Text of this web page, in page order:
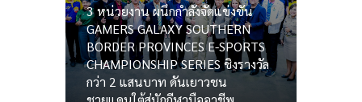
3 หน่วยงาน ผนึกกำลังจัดแข่งขัน
GAMERS GALAXY SOUTHERN
BORDER PROVINCES E-SPORTS
CHAMPIONSHIP SERIES ชิงรางวัล
กว่า 2 แสนบาท ดันเยาวชน